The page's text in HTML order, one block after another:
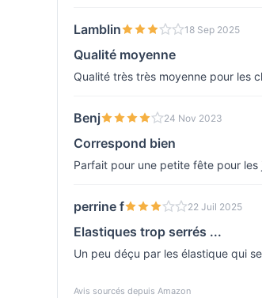
Lamblin 18 Sep 2025
Qualité moyenne
Qualité très très moyenne pour les
Benj 24 Nov 2023
Correspond bien
Parfait pour une petite fête pour
perrine f 22 Juil 2025
Elastiques trop serrés ...
Un peu déçu par les élastique qui
Avis sourcés depuis Amazon